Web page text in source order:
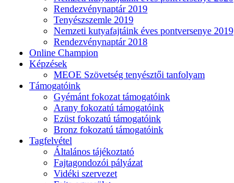
Rendezvénynaptár 2019
Tenyészszemle 2019
Nemzeti kutyafajtáink éves pontversenye 2019
Rendezvénynaptár 2018
Online Champion
Képzések
MEOE Szövetség tenyésztői tanfolyam
Támogatóink
Gyémánt fokozat támogatóink
Arany fokozatú támogatóink
Ezüst fokozatú támogatóink
Bronz fokozatú támogatóink
Tagfelvétel
Általános tájékoztató
Fajtagondozói pályázat
Vidéki szervezet